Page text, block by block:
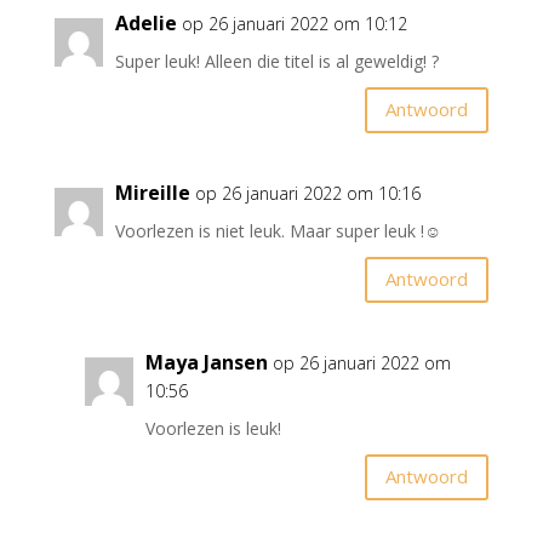
Adelie op 26 januari 2022 om 10:12
Super leuk! Alleen die titel is al geweldig! ?
Antwoord
Mireille op 26 januari 2022 om 10:16
Voorlezen is niet leuk. Maar super leuk !☺️
Antwoord
Maya Jansen op 26 januari 2022 om
10:56
Voorlezen is leuk!
Antwoord